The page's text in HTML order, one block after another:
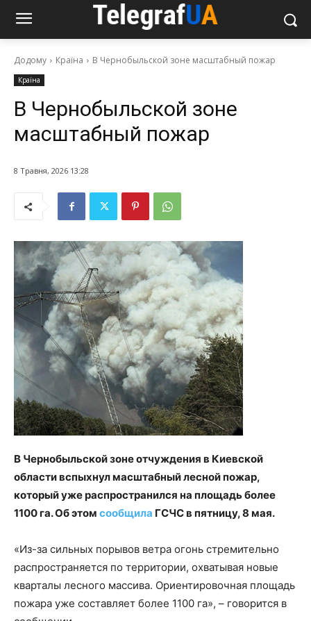
Додому Країна В Чернобыльской зоне масштабный пожар
Країна
В Чернобыльской зоне
масштабный пожар
8 Травня, 2026 13:28
В Чернобыльской зоне отчуждения в Киевской
области вспыхнул масштабный лесной пожар,
который уже распространился на площадь более
1100 га. Об этом сообщила ГСЧС в пятницу, 8 мая.
«Из-за сильных порывов ветра огонь стремительно
распространяется по территории, охватывая новые
кварталы лесного массива. Ориентировочная площадь
пожара уже составляет более 1100 га», – говорится в